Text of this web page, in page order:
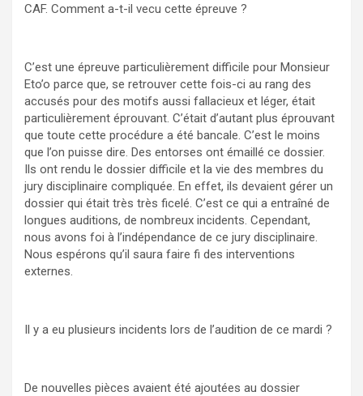
CAF. Comment a-t-il vecu cette épreuve ?
C’est une épreuve particulièrement difficile pour Monsieur
Eto’o parce que, se retrouver cette fois-ci au rang des
accusés pour des motifs aussi fallacieux et léger, était
particulièrement éprouvant. C’était d’autant plus éprouvant
que toute cette procédure a été bancale. C’est le moins
que l’on puisse dire. Des entorses ont émaillé ce dossier.
Ils ont rendu le dossier difficile et la vie des membres du
jury disciplinaire compliquée. En effet, ils devaient gérer un
dossier qui était très très ficelé. C’est ce qui a entraîné de
longues auditions, de nombreux incidents. Cependant,
nous avons foi à l’indépendance de ce jury disciplinaire.
Nous espérons qu’il saura faire fi des interventions
externes.
Il y a eu plusieurs incidents lors de l’audition de ce mardi ?
De nouvelles pièces avaient été ajoutées au dossier